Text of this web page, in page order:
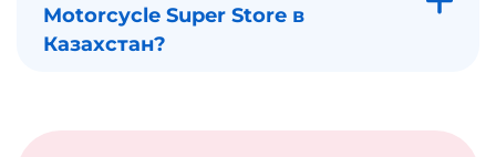
Motorcycle Super Store в
Казахстан?